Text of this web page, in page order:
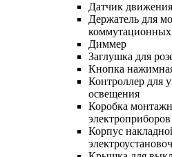
Датчик
Держатель для
коммутационных
Диммер
Заглушка для
Кнопка
Контроллер для
освещения
Коробка
Корпус